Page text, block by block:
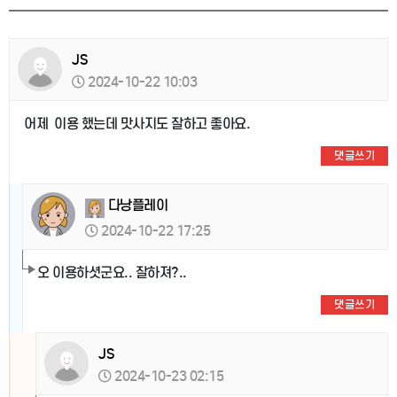
JS
2024-10-22 10:03
어제 이용 했는데 맛사지도 잘하고 좋아요.
댓글쓰기
다낭플레이
2024-10-22 17:25
오 이용하셧군요.. 잘하져?..
댓글쓰기
JS
2024-10-23 02:15